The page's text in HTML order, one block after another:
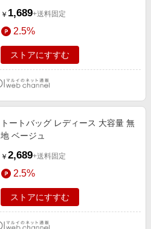
￥ 1,689+送料固定
2.5%
ストアにすすむ
トートバッグ レディース 大容量 無
地 ベージュ
￥ 2,689+送料固定
2.5%
ストアにすすむ